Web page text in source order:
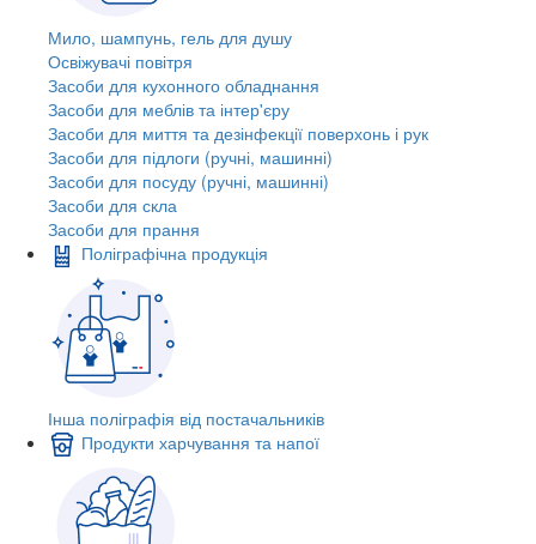
Мило, шампунь, гель для душу
Освіжувачі повітря
Засоби для кухонного обладнання
Засоби для меблів та інтер'єру
Засоби для миття та дезінфекції поверхонь і рук
Засоби для підлоги (ручні, машинні)
Засоби для посуду (ручні, машинні)
Засоби для скла
Засоби для прання
Поліграфічна продукція
Інша поліграфія від постачальників
Продукти харчування та напої